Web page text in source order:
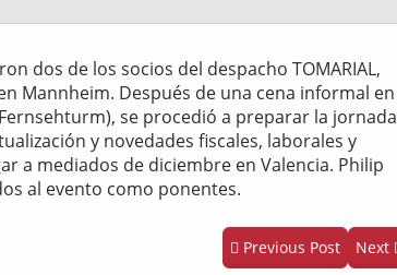
dos de los socios del despacho TOMARIAL,
Mannheim. Después de una cena informal en
se procedió a preparar la jornada
y novedades fiscales, laborales y
a mediados de diciembre en Valencia. Philip
al evento como ponentes.
Previous Post Next